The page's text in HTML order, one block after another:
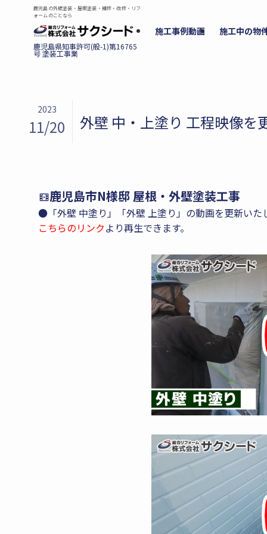
鹿児島の外壁塗装・屋根塗装・補修・改修・リフ
ォームのことなら
施工事例動画 施工中の物
外壁 中・上塗り 工程映像を
2023
11/20
鹿児島市N様邸 屋根・外壁塗装工事
●「外壁 中塗り」「外壁 上塗り」の動画を更新いた
こちらのリンクより再生できます。